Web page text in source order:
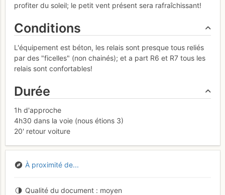
profiter du soleil; le petit vent présent sera rafraîchissant!
Conditions
L'équipement est béton, les relais sont presque tous reliés
par des "ficelles" (non chainés); et a part R6 et R7 tous les
relais sont confortables!
Durée
1h d'approche
4h30 dans la voie (nous étions 3)
20' retour voiture
À proximité de...
Qualité du document
moyen